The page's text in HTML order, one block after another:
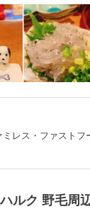
レス・ファストフ
ルク 野毛周